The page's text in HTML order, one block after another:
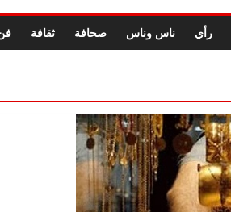
رأي ناس وناس صحافة ثقافة